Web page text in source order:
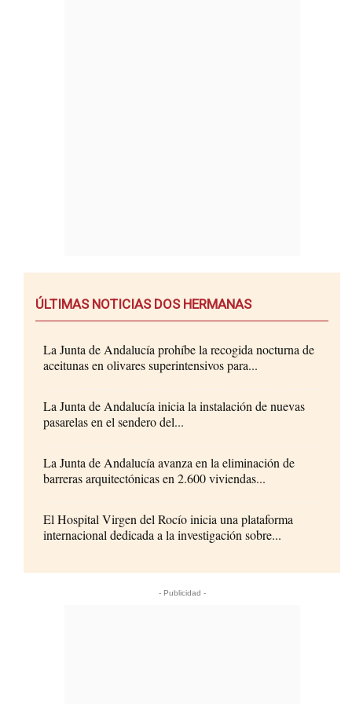
ÚLTIMAS NOTICIAS DOS HERMANAS
La Junta de Andalucía prohíbe la recogida nocturna de
aceitunas en olivares superintensivos para...
La Junta de Andalucía inicia la instalación de nuevas
pasarelas en el sendero del...
La Junta de Andalucía avanza en la eliminación de
barreras arquitectónicas en 2.600 viviendas...
El Hospital Virgen del Rocío inicia una plataforma
internacional dedicada a la investigación sobre...
- Publicidad -